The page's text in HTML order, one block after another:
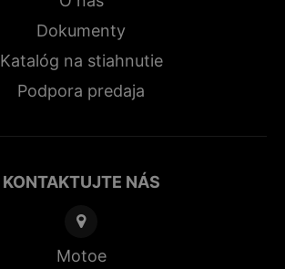
Dokumenty
Katalóg na stiahnutie
Podpora predaja
KONTAKTUJTE NÁS
Motoe